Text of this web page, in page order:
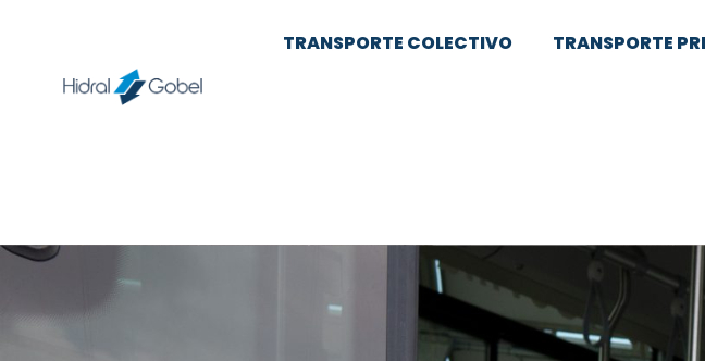
TRANSPORTE COLECTIVO TRANSPORTE
Noticias y